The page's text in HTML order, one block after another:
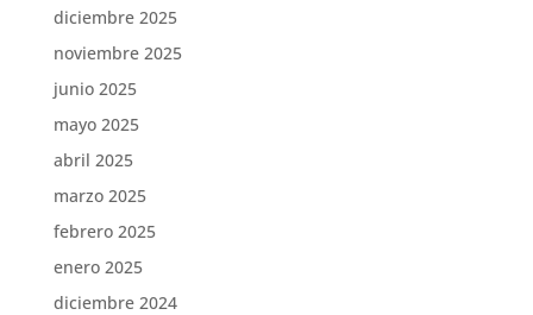
diciembre 2025
noviembre 2025
junio 2025
mayo 2025
abril 2025
marzo 2025
febrero 2025
enero 2025
diciembre 2024